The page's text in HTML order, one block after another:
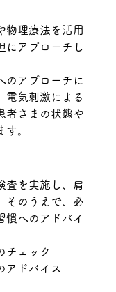
物理療法を活用
にアプローチし
のアプローチに
電気刺激による
者さまの状態や
。
査を実施し、肩
そのうえで、必
慣へのアドバイ
チェック
アドバイス